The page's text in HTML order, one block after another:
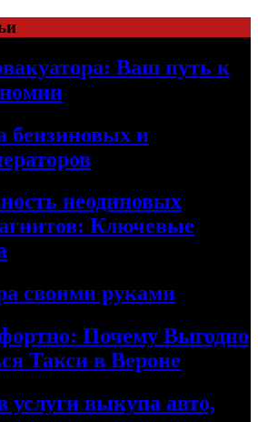
Ваш путь к
бензиновых и
неодиновых
Ключевые
своими руками
Почему Выгодно
Такси в Вероне
услуги выкупа авто,